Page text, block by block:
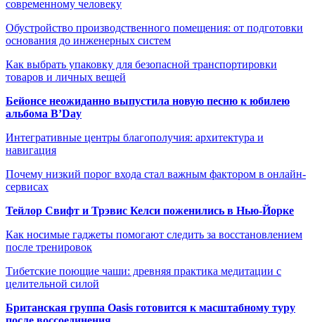
современному человеку
Обустройство производственного помещения: от подготовки
основания до инженерных систем
Как выбрать упаковку для безопасной транспортировки
товаров и личных вещей
Бейонсе неожиданно выпустила новую песню к юбилею
альбома B’Day
Интегративные центры благополучия: архитектура и
навигация
Почему низкий порог входа стал важным фактором в онлайн-
сервисах
Тейлор Свифт и Трэвис Келси поженились в Нью-Йорке
Как носимые гаджеты помогают следить за восстановлением
после тренировок
Тибетские поющие чаши: древняя практика медитации с
целительной силой
Британская группа Oasis готовится к масштабному туру